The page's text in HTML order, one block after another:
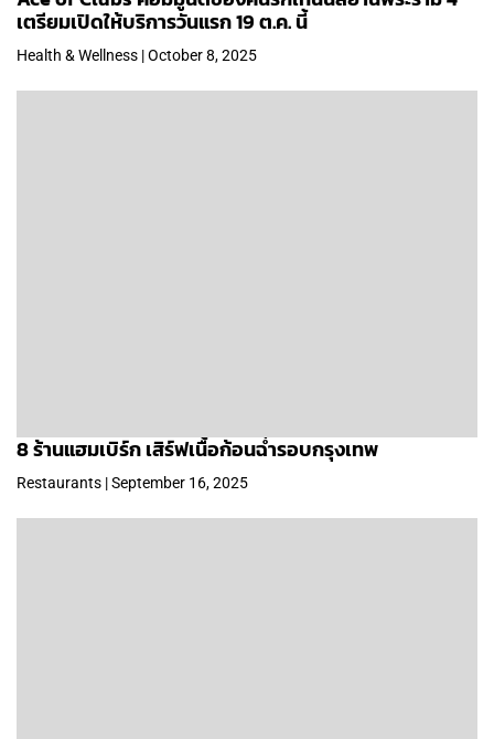
เตรียมเปิดให้บริการวันแรก 19 ต.ค. นี้
Health & Wellness | October 8, 2025
8 ร้านแฮมเบิร์ก เสิร์ฟเนื้อก้อนฉ่ำรอบกรุงเทพ
Restaurants | September 16, 2025